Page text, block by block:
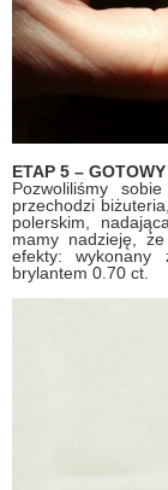
ETAP 5 –
Pozwoliliśmy
przechodzi
polerskim,
mamy nadzieję,
efekty: wykonany
brylantem 0.70 ct.